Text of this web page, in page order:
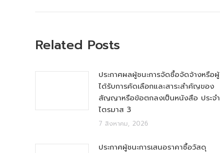
Related Posts
ประกาศผลผู้ชนะการจัดซื้อจัดจ้างหรือผู้
ได้รับการคัดเลือกและสาระสำคัญของ
สัญญาหรือข้อตกลงเป็นหนังสือ ประจำ
ไตรมาส 3
7 สิงหาคม, 2026
ประกาศผู้ชนะการเสนอราคาซื้อวัสดุ